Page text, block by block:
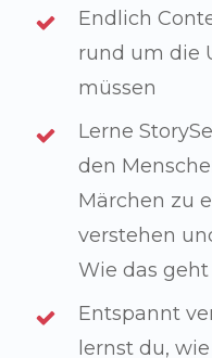
Endlich
rund um die
müssen
Lerne
den
Märchen zu
verstehen
Wie das
Entspannt
lernst du,